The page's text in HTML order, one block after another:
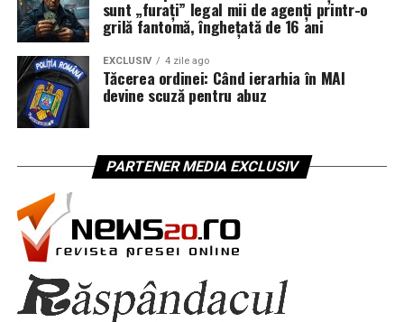
sunt „furați” legal mii de agenți printr-o
grilă fantomă, înghețată de 16 ani
EXCLUSIV 4 zile ago
Tăcerea ordinei: Când ierarhia în MAI
devine scuză pentru abuz
PARTENER MEDIA EXCLUSIV